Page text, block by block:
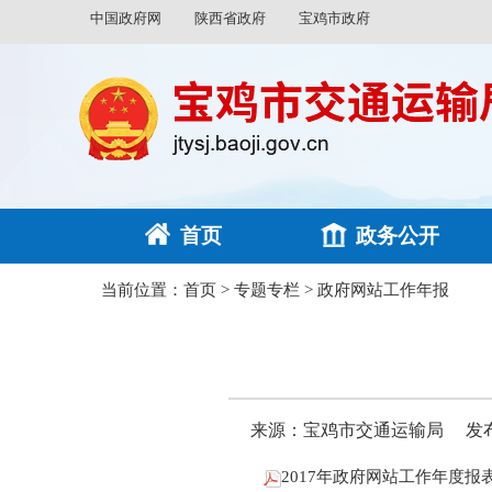
中国政府网 陕西省政府 宝鸡市政府
首页 政务公开
当前位置： 首页 > 专题专栏 > 政府网站工作年报
来源：宝鸡市交通运输局 发
2017年政府网站工作年度报